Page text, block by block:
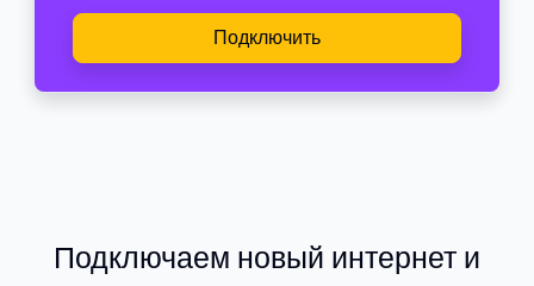
Подключить
Подключаем новый интернет и